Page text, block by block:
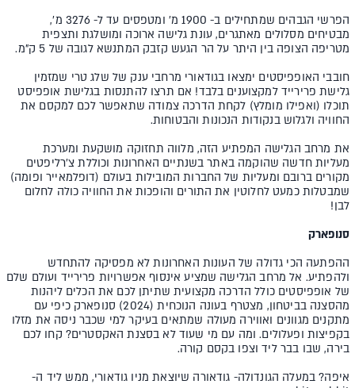
הפרשי הגבהים שמתחילים ב- 1900 מ' ומטפסים עד ל- 3276 מ',
מבטיחים מסלולים מאתגרים, עונת גלישה ארוכה ומושלגת ותצפית
מטריפה הצופה בין היתר על הר הגעש קזבק המתנשא לגובה של 5 ק"מ.
חובבי האופפיסטים ימצאו בגודאורי מרחבי ענק של שלג טרי שמזמין
גלישת פרירייד למקצוענים בלבד! אם תרצו להתנסות בגלישת אופפיסט
תוכלו (ואפילו מומלץ) לקחת הדרכה צמודה שתאפשר לכם למקסם את
החוויה ולגלוש בנקודות הנכונות והבטוחות.
את מרחב הגלישה המפתיע הזה, מלווה תחזוקה מושקעת ומערכת
מעליות חדשה שהוקמה באתר בשנתיים האחרונות וכוללת צ'רליפטים
מקורים ברובם ומעליות של החברות המובילות בעולם (דופלמאייר ופומה)
שמבטלות כמעט לחלוטין את התורים והופכות את החוויה כולה לחלום
לבן!
סנופארק
ההפתעה הכי גדולה של העונות האחרונות לא מפסיקה להתחדש
ולהפתיע. אל מרחב הגלישה שמציע אינסוף אפשרויות פרירייד ועולם שלם
של אופפיסטים כולל הדרכה מקצועית שתיתן לכם את הכלים ליהנות
מהסצנה בביטחון, מצטרף בעונה הנוכחית (2024) סנופארק כיפי עם
מתקנים מגוונים ואווירה מעולה שמתאים בעיקר למי שכבר ניסה את מזלו
בקפיצות ופעלולים. ומה עם מי שעוד לא בסצנת האקסטרים? קחו לכם
בירה, שבו בבר ליד וצפו בקסם קורה.
איפה? במעלה הגונדולה- גודאורה שיוצאת מניו גודאורי, ממש ליד ה-